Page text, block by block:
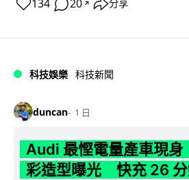
134 20 ↗ 分享
科技娛樂 科技新聞
duncan 1 日
Audi 最慳電量產車現
彩造型曝光 快充 26 分